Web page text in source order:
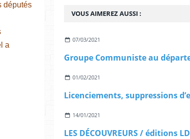
députés
a
VOUS AIMEREZ AUSSI :
07/03/2021
01/02/2021
14/01/2021
LES DÉCOUVREURS / éditions LD